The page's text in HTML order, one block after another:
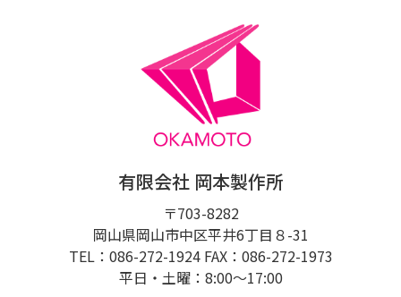
有限会社 岡本製作所
〒703-8282
岡山県岡山市中区平井6丁目８-31
TEL：086-272-1924 FAX：086-272-1973
平日・土曜：8:00〜17:00